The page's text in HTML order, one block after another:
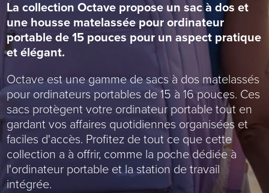
La collection Octave propose un sac à dos et
une housse matelassée pour ordinateur
portable de 15 pouces pour un aspect pratique
et élégant.
Octave est une gamme de sacs à dos matelassés
pour ordinateurs portables de 15 à 16 pouces. Ces
sacs protègent votre ordinateur portable tout en
gardant vos affaires quotidiennes organisées et
faciles d'accès. Profitez de tout ce que cette
collection a à offrir, comme la poche dédiée à
l'ordinateur portable et la station de travail
intégrée.